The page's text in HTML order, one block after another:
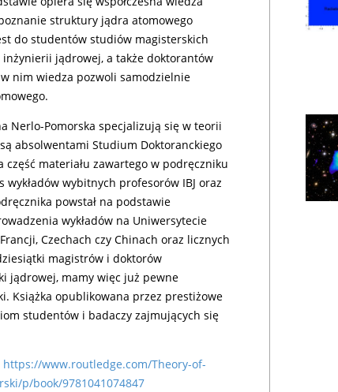
struktury jądra atomowego
do studentów studiów magisterskich
jądrowej, a także doktorantów
nim wiedza pozwoli samodzielnie
Nerlo-Pomorska specjalizują się w teorii
absolwentami Studium Doktoranckiego
część materiału zawartego w podręczniku
wybitnych profesorów IBJ oraz
powstał na podstawie
wykładów na Uniwersytecie
Czechach czy Chinach oraz licznych
magistrów i doktorów
jądrowej, mamy więc już pewne
Książka opublikowana przez prestiżowe
studentów i badaczy zajmujących się
https://www.routledge.com/Theory-of-
p/book/9781041074847